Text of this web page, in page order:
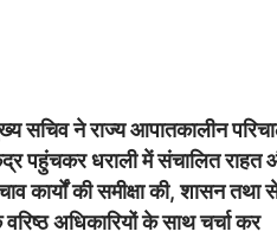
सचिव ने राज्य आपातकालीन
पहुंचकर धराली में संचालित राहत
कार्यों की समीक्षा की, शासन तथा
अधिकारियों के साथ चर्चा कर